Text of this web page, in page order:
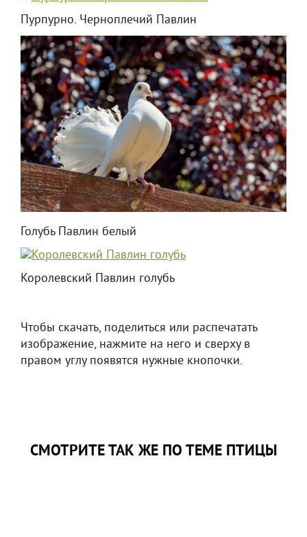
Пурпурно. Черноплечий Павлин
Голубь Павлин белый
Королевский Павлин голубь
Чтобы скачать, поделиться или распечатать
изображение, нажмите на него и сверху в
правом углу появятся нужные кнопочки.
СМОТРИТЕ ТАК ЖЕ ПО ТЕМЕ ПТИЦЫ